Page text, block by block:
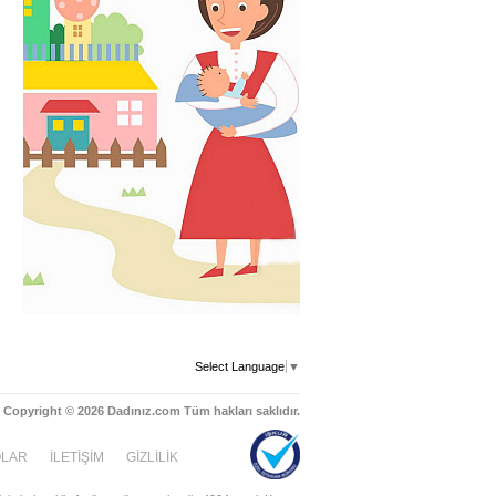
Select Language ▼
İLETİŞİM GİZLİLİK
Copyright © 2026 Dadınız.com Tüm hakları saklıdır.